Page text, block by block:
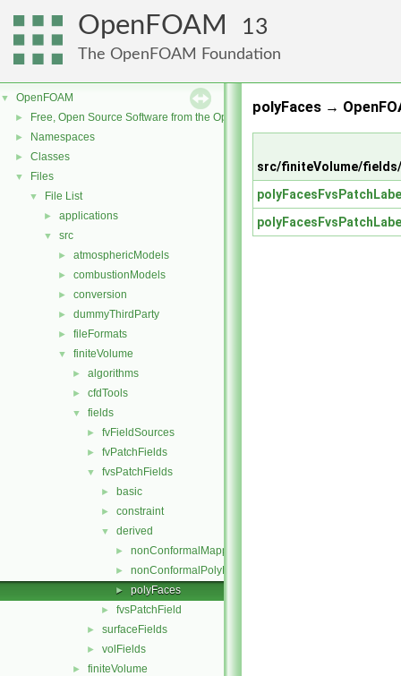
OpenFOAM 13
The OpenFOAM Foundation
▼ OpenFOAM
► Free, Open Source Software from the OpenFOAM Foundation
► Namespaces
► Classes
▼ Files
▼ File List
► applications
▼ src
► atmosphericModels
► combustionModels
► conversion
► dummyThirdParty
► fileFormats
▼ finiteVolume
► algorithms
► cfdTools
▼ fields
► fvFieldSources
► fvPatchFields
▼ fvsPatchFields
► basic
► constraint
▼ derived
► nonConformalMappedPolyFaces
► nonConformalPolyFaces
► polyFaces
► fvsPatchField
► surfaceFields
► volFields
► finiteVolume
polyFaces →
src/finiteVolume/